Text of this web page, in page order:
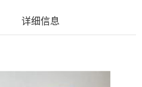
详细信息